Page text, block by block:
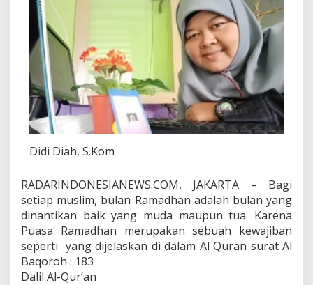
Didi Diah, S.Kom
RADARINDONESIANEWS.COM, JAKARTA – Bagi
setiap muslim, bulan Ramadhan adalah bulan yang
dinantikan baik yang muda maupun tua. Karena
Puasa Ramadhan merupakan sebuah kewajiban
seperti yang dijelaskan di dalam Al Quran surat Al
Baqoroh : 183
Dalil Al-Qur’an